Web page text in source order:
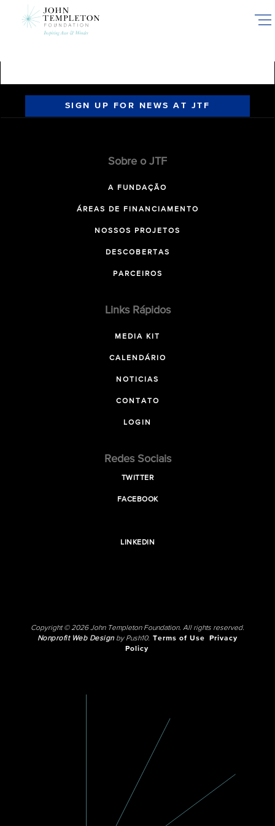
SIGN UP FOR NEWS AT JTF
Sobre o JTF
A FUNDAÇÃO
ÁREAS DE FINANCIAMENTO
NOSSOS PROJETOS
DESCOBERTAS
PARCEIROS
Links Rápidos
MEDIA KIT
CALENDÁRIO
NOTICIAS
CONTATO
LOGIN
Redes Sociais
TWITTER
FACEBOOK
LINKEDIN
Copyright © 2026 John Templeton Foundation. All rights reserved.
Nonprofit Web Designby Push10. Terms of Use
Privacy
Policy